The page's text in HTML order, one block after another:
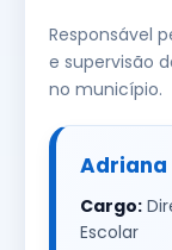
Responsável
e supervisão
no município.
Adriana
Cargo:
Escolar